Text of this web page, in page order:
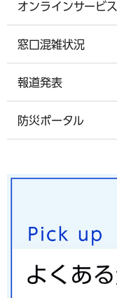
オンラインサービス
窓口混雑状況
報道発表
防災ポータル